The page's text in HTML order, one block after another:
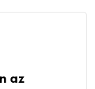
az